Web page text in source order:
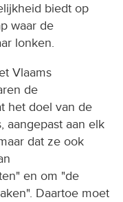
biedt op
waar de
lonken.
Vlaams
de
het doel van de
aangepast aan elk
dat ze ook
en om "de
Daartoe moet